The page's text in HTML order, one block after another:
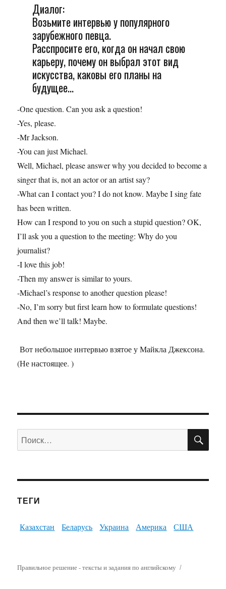
Диалог:
Возьмите интервью у популярного
зарубежного певца.
Расспросите его, когда он начал свою
карьеру, почему он выбрал этот вид
искусства, каковы его планы на
будущее...
-One question. Can you ask a question!
-Yes, please.
-Mr Jackson.
-You can just Michael.
Well, Michael, please answer why you decided to become a
singer that is, not an actor or an artist say?
-What can I contact you? I do not know. Maybe I sing fate
has been written.
How can I respond to you on such a stupid question? OK,
I’ll ask you a question to the meeting: Why do you
journalist?
-I love this job!
-Then my answer is similar to yours.
-Michael’s response to another question please!
-No, I’m sorry but first learn how to formulate questions!
And then we’ll talk! Maybe.
Вот небольшое интервью взятое у Майкла Джексона.
(Не настоящее. )
Искать:
ТЕГИ
Казахстан Беларусь Украина Америка США
Правильное решение - тексты и задания по английскому